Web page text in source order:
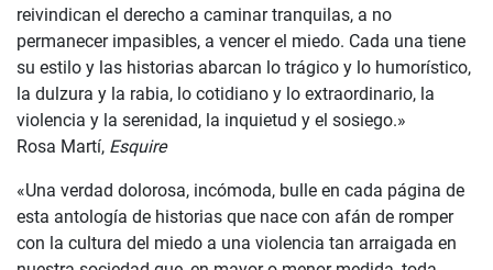
reivindican el derecho a caminar tranquilas, a no
permanecer impasibles, a vencer el miedo. Cada una tiene
su estilo y las historias abarcan lo trágico y lo humorístico,
la dulzura y la rabia, lo cotidiano y lo extraordinario, la
violencia y la serenidad, la inquietud y el sosiego.»
Rosa Martí, Esquire
«Una verdad dolorosa, incómoda, bulle en cada página de
esta antología de historias que nace con afán de romper
con la cultura del miedo a una violencia tan arraigada en